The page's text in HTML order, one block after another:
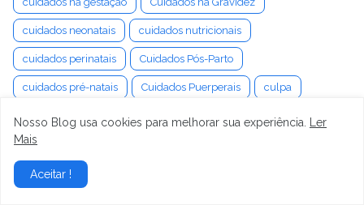
cuidados neonatais cuidados nutricionais
cuidados perinatais Cuidados Pós-Parto
cuidados pré-natais Cuidados Puerperais culpa
Cultivo cultura digital cultura do luto
Cultura Organizacional
cura da labirintite
Nosso Blog usa cookies para melhorar sua experiência.
Ler
Mais
Aceitar !